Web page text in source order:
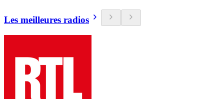
Les meilleures radios